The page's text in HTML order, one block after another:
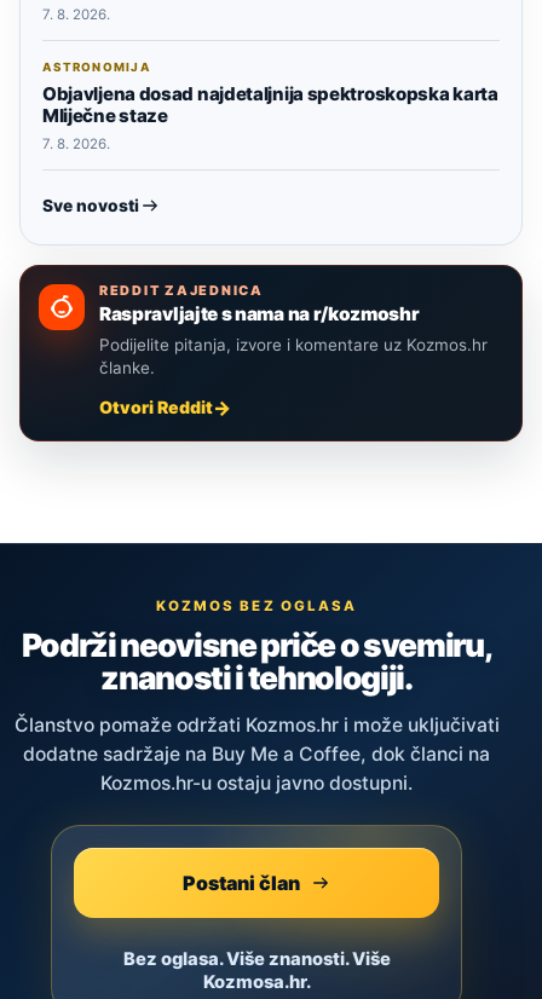
7. 8. 2026.
ASTRONOMIJA
Objavljena dosad najdetaljnija spektroskopska karta
Mliječne staze
7. 8. 2026.
Sve novosti
REDDIT ZAJEDNICA
Raspravljajte s nama na r/kozmoshr
Podijelite pitanja, izvore i komentare uz Kozmos.hr
članke.
Otvori Reddit
KOZMOS BEZ OGLASA
Podrži neovisne priče o svemiru,
znanosti i tehnologiji.
Članstvo pomaže održati Kozmos.hr i može uključivati
dodatne sadržaje na Buy Me a Coffee, dok članci na
Kozmos.hr-u ostaju javno dostupni.
Postani član
Bez oglasa. Više znanosti. Više
Kozmosa.hr.